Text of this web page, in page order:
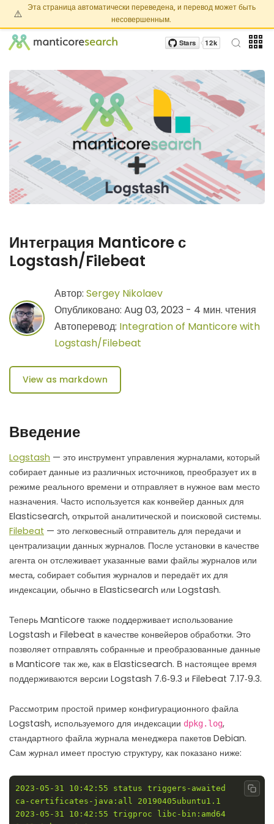
⚠️ Эта страница автоматически переведена, и перевод может быть
несовершенным.
Интеграция Manticore с
Logstash/Filebeat
Автор: Sergey Nikolaev
Опубликовано: Aug 03, 2023 - 4 мин. чтения
Автоперевод: Integration of Manticore with
Logstash/Filebeat
View as markdown
Введение
Logstash — это инструмент управления журналами, который
собирает данные из различных источников, преобразует их в
режиме реального времени и отправляет в нужное вам место
назначения. Часто используется как конвейер данных для
Elasticsearch, открытой аналитической и поисковой системы.
Filebeat — это легковесный отправитель для передачи и
централизации данных журналов. После установки в качестве
агента он отслеживает указанные вами файлы журналов или
места, собирает события журналов и передаёт их для
индексации, обычно в Elasticsearch или Logstash.
Теперь Manticore также поддерживает использование
Logstash и Filebeat в качестве конвейеров обработки. Это
позволяет отправлять собранные и преобразованные данные
в Manticore так же, как в Elasticsearch. В настоящее время
поддерживаются версии Logstash 7.6‑9.3 и Filebeat 7.17‑9.3.
Рассмотрим простой пример конфигурационного файла
Logstash, используемого для индексации dpkg.log,
стандартного файла журнала менеджера пакетов Debian.
Сам журнал имеет простую структуру, как показано ниже:
2023-05-31 10:42:55 status triggers-awaited
ca-certificates-java:all 20190405ubuntu1.1
2023-05-31 10:42:55 trigproc libc-bin:amd64